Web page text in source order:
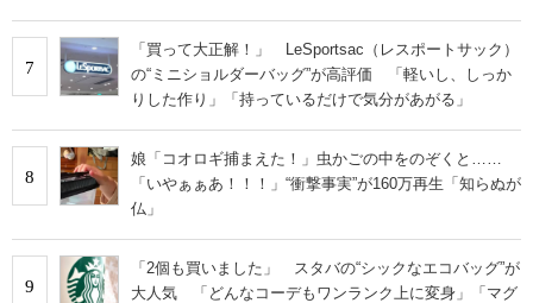
7
「買って大正解！」 LeSportsac（レスポートサック）
の“ミニショルダーバッグ”が高評価 「軽いし、しっか
りした作り」「持っているだけで気分があがる」
8
娘「コオロギ捕まえた！」虫かごの中をのぞくと……
「いやぁぁあ！！！」“衝撃事実”が160万再生「知らぬが
仏」
9
「2個も買いました」 スタバの“シックなエコバッグ”が
大人気 「どんなコーデもワンランク上に変身」「マグ